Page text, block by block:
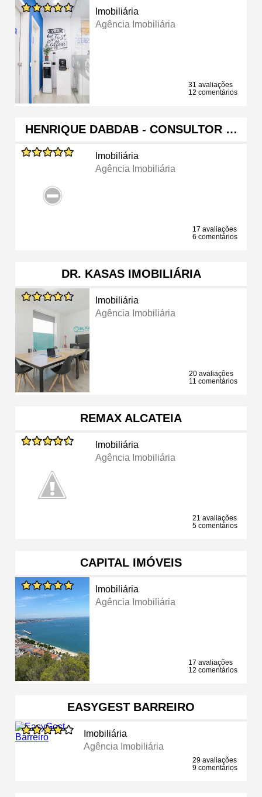
Imobiliária
Agência Imobiliária
31 avaliações
12 comentários
HENRIQUE DABDAB - CONSULTOR …
Imobiliária
Agência Imobiliária
17 avaliações
6 comentários
DR. KASAS IMOBILIÁRIA
Imobiliária
Agência Imobiliária
20 avaliações
11 comentários
REMAX ALCATEIA
Imobiliária
Agência Imobiliária
21 avaliações
5 comentários
CAPITAL IMÓVEIS
Imobiliária
Agência Imobiliária
17 avaliações
12 comentários
EASYGEST BARREIRO
Imobiliária
Agência Imobiliária
29 avaliações
9 comentários